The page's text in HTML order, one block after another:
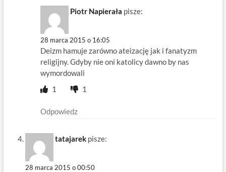
Piotr Napierała pisze:
28 marca 2015 o 16:05
Deizm hamuje zarówno ateizację jak i fanatyzm
religijny. Gdyby nie oni katolicy dawno by nas
wymordowali
1
1
Odpowiedz
tatajarek pisze:
28 marca 2015 o 00:50